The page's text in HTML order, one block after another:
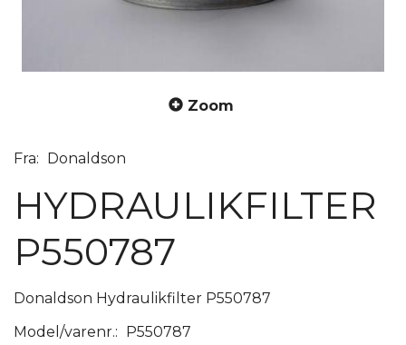
Zoom
Fra: Donaldson
HYDRAULIKFILTER
P550787
Donaldson Hydraulikfilter P550787
Model/varenr.: P550787